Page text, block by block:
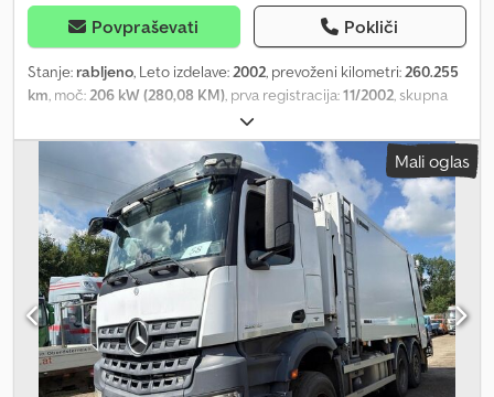
Povpraševati Pokliči
Stanje: rabljeno, Leto izdelave:2002, prevoženi kilometri:260.255
km, moč:206 kW (280,08 KM), prva registracija:11/2002, skupna
, konfiguracija osi:
pregled (TÜV):11/2025, vrsta prenosa:mehanski, emisijski razred:
ABS, klimatska naprava
, Takoj pripravljeno za
uporabo, rabljeno, avstrijski dokumenti Djdpfx Aleyd T E Tjbeck
Mali oglas